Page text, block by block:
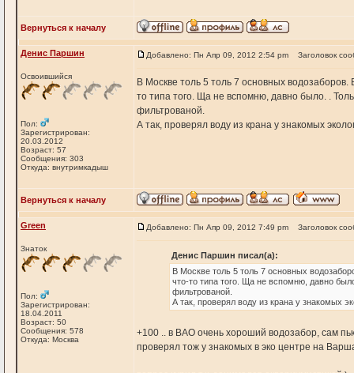
Вернуться к началу
Денис Паршин
Освоившийся
Пол:
Зарегистрирован:
20.03.2012
Возраст: 57
Сообщения: 303
Откуда: внутримкадыш
Добавлено: Пн Апр 09, 2012 2:54 pm Заголовок
В Москве толь 5 толь 7 основных
то типа того. Ща не вспомню, давно было. .
фильтрованой.
А так, проверял воду из крана у знакомых
Вернуться к началу
Green
Знаток
Пол:
Зарегистрирован:
18.04.2011
Возраст: 50
Сообщения: 578
Откуда: Москва
Добавлено: Пн Апр 09, 2012 7:49 pm Заголовок
Денис Паршин писал(а):
В Москве толь 5 толь 7 основных
что-то типа того. Ща не вспомню, давно
фильтрованой.
А так, проверял воду из крана у знакомых
+100 .. в ВАО очень хороший водозабор, сам
проверял тож у знакомых в эко центре на